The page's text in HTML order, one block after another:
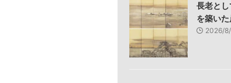
長老と
を築い
2026/